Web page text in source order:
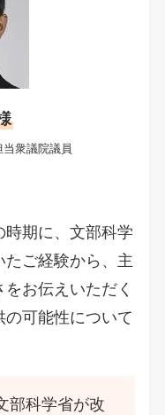
衆議院議員
期に、文部科学
たご経験から、主
お伝えいただく
の可能性について
部科学省が改